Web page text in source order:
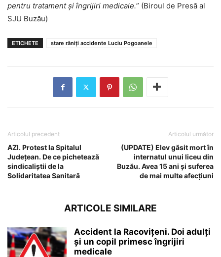
pentru tratament și îngrijiri medicale.” (Biroul de Presă al
SJU Buzău)
ETICHETE stare răniți accidente Luciu Pogoanele
Articolul precedent
AZI. Protest la Spitalul
Județean. De ce pichetează
sindicaliștii de la
Solidaritatea Sanitară
Articolul următor
(UPDATE) Elev găsit mort în
internatul unui liceu din
Buzău. Avea 15 ani și suferea
de mai multe afecțiuni
ARTICOLE SIMILARE
Accident la Racovițeni. Doi adulți
și un copil primesc îngrijiri
medicale